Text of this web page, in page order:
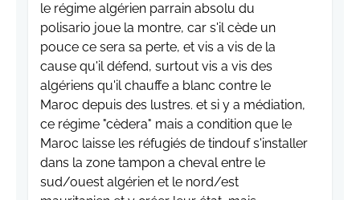
le régime algérien parrain absolu du
polisario joue la montre, car s'il cède un
pouce ce sera sa perte, et vis a vis de la
cause qu'il défend, surtout vis a vis des
algériens qu'il chauffe a blanc contre le
Maroc depuis des lustres. et si y a médiation,
ce régime "cèdera" mais a condition que le
Maroc laisse les réfugiés de tindouf s'installer
dans la zone tampon a cheval entre le
sud/ouest algérien et le nord/est